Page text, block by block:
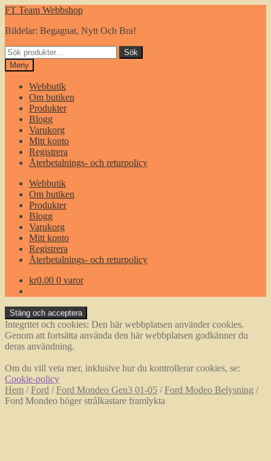
Hoppa
navigering
Gå
innehåll
FT Team Webbshop
Bildelar: Begagnat, Nytt Och Bra!
Sök
efter:
Sök
Meny
Webbutik
Om butiken
Produkter
Blogg
Varukorg
Mitt konto
Registrera
Återbetalnings- och returpolicy
Webbutik
Om butiken
Produkter
Blogg
Varukorg
Mitt konto
Registrera
Återbetalnings- och returpolicy
kr0.00 0 varor
Integritet och cookies: Den här webbplatsen använder cookies.
Genom att fortsätta använda den här webbplatsen godkänner du
deras användning.
Om du vill veta mer, inklusive hur du kontrollerar cookies, se:
Cookie-policy
Hem /Ford /Ford Mondeo Gen3 01-05 /Ford Modeo Belysning /
Ford Mondeo höger strålkastare framlykta